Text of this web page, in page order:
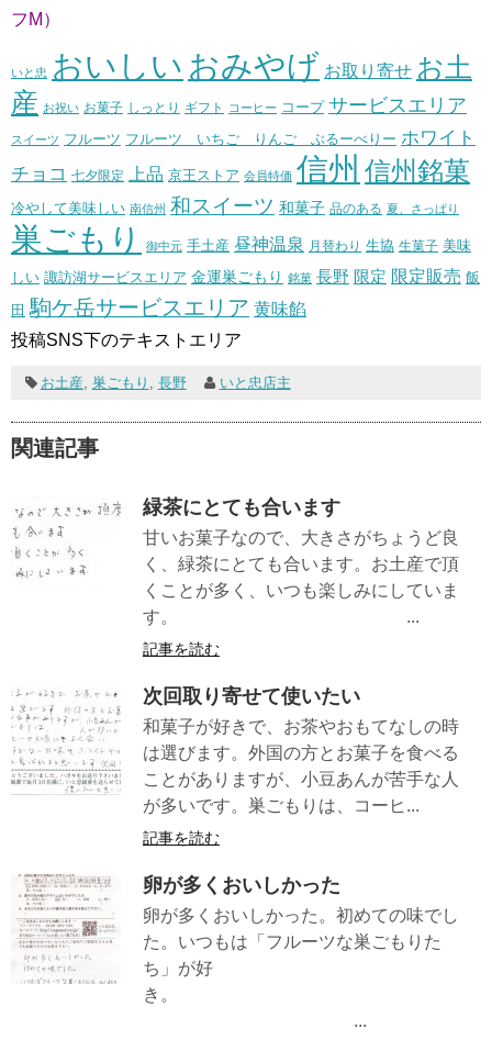
フM）
いと忠 おいしい おみやげ お取り寄せ お土
産 お祝い お菓子 しっとり ギフト コーヒー コープ サービスエリア
スイーツ フルーツ フルーツ いちご りんご ぶるーべりー ホワイト
チョコ 七夕限定 上品 京王ストア 会員特価 信州 信州銘菓
冷やして美味しい 南信州 和スイーツ 和菓子 品のある 夏、さっぱり
巣ごもり 御中元 手土産 昼神温泉 月替わり 生協 生菓子 美味
しい 諏訪湖サービスエリア 金運巣ごもり 銘菓 長野 限定 限定販売 飯
田 駒ケ岳サービスエリア 黄味餡
投稿SNS下のテキストエリア
お土産 巣ごもり 長野 いと忠店主
関連記事
緑茶にとても合います
甘いお菓子なので、大きさがちょうど良
く、緑茶にとても合います。お土産で頂
くことが多く、いつも楽しみにしていま
す。 ...
記事を読む
次回取り寄せて使いたい
和菓子が好きで、お茶やおもてなしの時
は選びます。外国の方とお菓子を食べる
ことがありますが、小豆あんが苦手な人
が多いです。巣ごもりは、コーヒ...
記事を読む
卵が多くおいしかった
卵が多くおいしかった。初めての味でし
た。いつもは「フルーツな巣ごもりた
ち」が好
き。
...